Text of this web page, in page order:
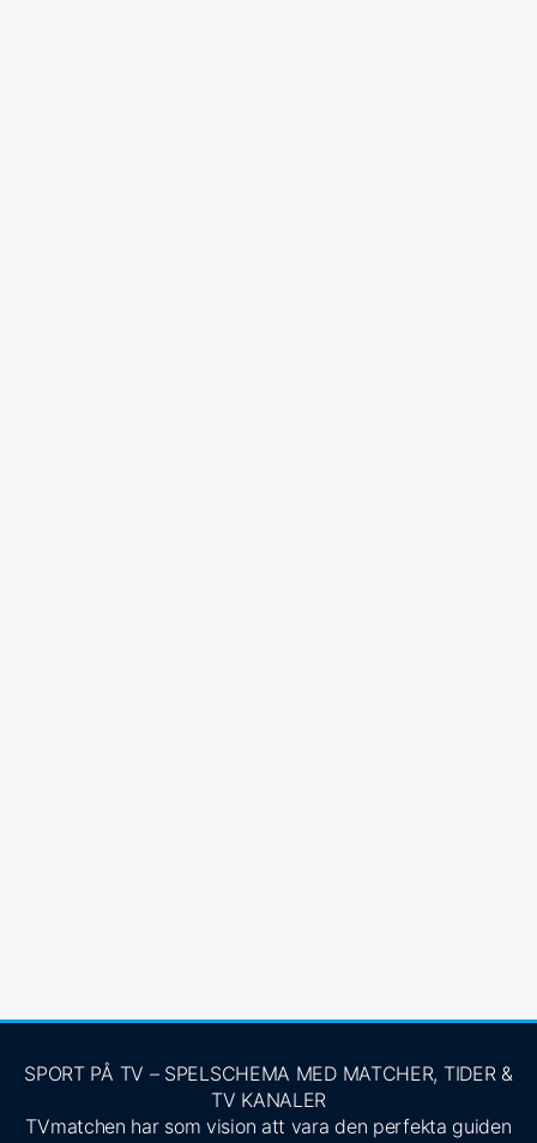
SPORT PÅ TV – SPELSCHEMA MED MATCHER, TIDER &
TV KANALER
TVmatchen har som vision att vara den perfekta guiden